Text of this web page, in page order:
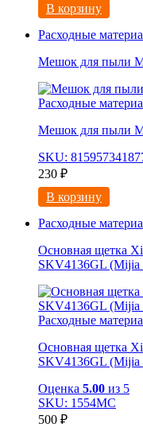
В корзину
Расходные
Мешок для пыли
Расходные
Мешок для пыли
SKU:
230 ₽
В корзину
Расходные
Основная щетка
SKV4136GL (Mijia
Расходные
Основная щетка
SKV4136GL (Mijia
Оценка 5.00 из 5
SKU: 1554МС
500 ₽